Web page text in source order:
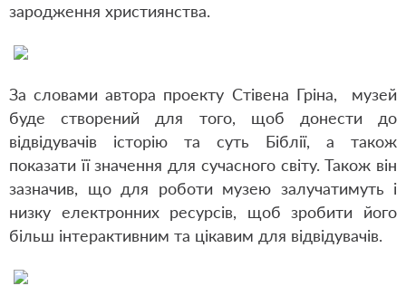
зародження християнства.
За словами автора проекту Стівена Гріна, музей
буде створений для того, щоб донести до
відвідувачів історію та суть Біблії, а також
показати її значення для сучасного світу. Також він
зазначив, що для роботи музею залучатимуть і
низку електронних ресурсів, щоб зробити його
більш інтерактивним та цікавим для відвідувачів.